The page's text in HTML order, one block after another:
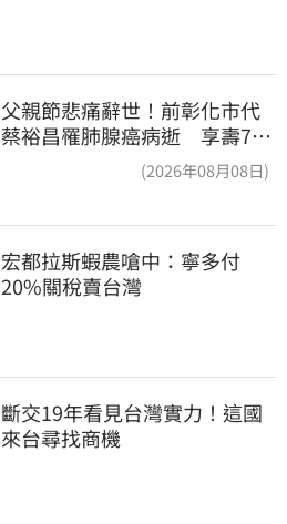
父親節悲痛辭世！前彰化市代
蔡裕昌罹肺腺癌病逝 享壽71
(2026年08月08日)
宏都拉斯蝦農嗆中：寧多付
20%關稅賣台灣
斷交19年看見台灣實力！這國
來台尋找商機